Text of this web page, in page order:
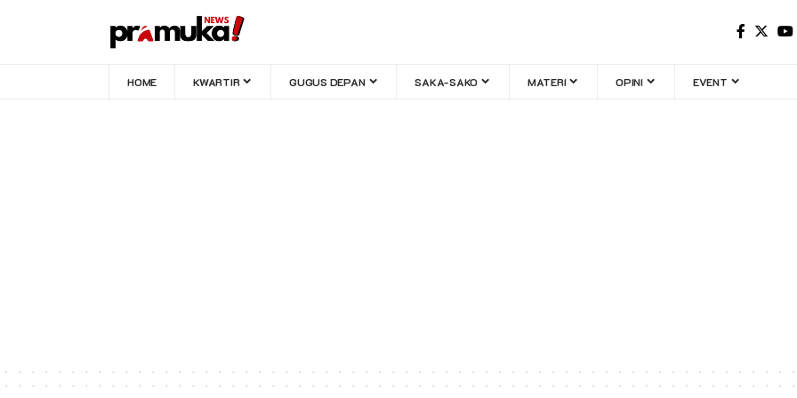
HOME KWARTIR GUGUS DEPAN SAKA-SAKO MATERI OPINI EVENT